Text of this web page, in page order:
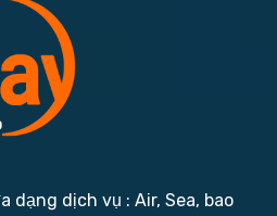
dạng dịch vụ : Air, Sea, bao